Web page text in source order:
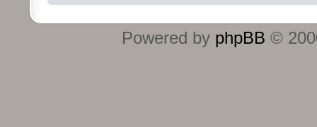
Powered by phpBB ©